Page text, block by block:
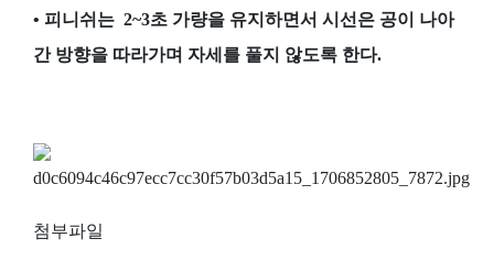
• 피니쉬는 2~3초 가량을 유지하면서 시선은 공이 나아
간 방향을 따라가며 자세를 풀지 않도록 한다.
첨부파일